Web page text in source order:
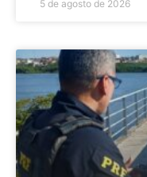
5 de agosto de 2026